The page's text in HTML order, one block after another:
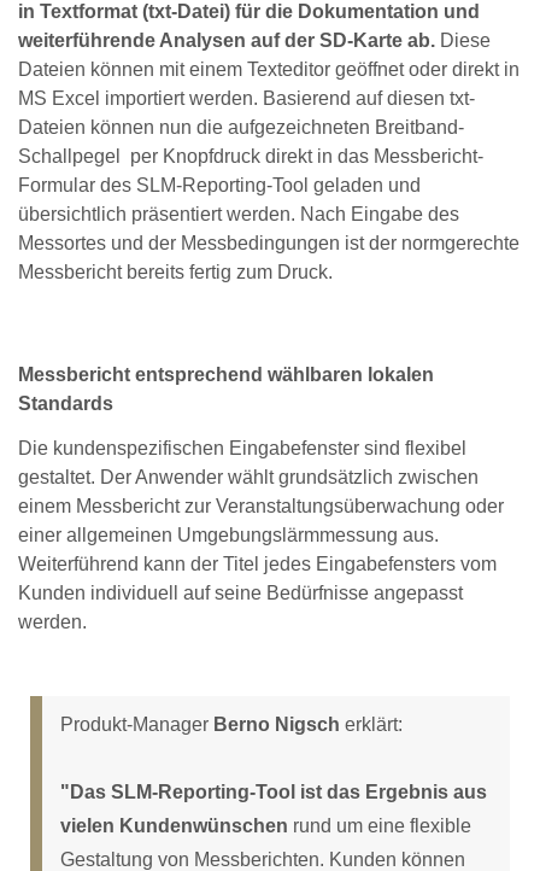
in Textformat (txt-Datei) für die Dokumentation und
weiterführende Analysen auf der SD-Karte ab. Diese
Dateien können mit einem Texteditor geöffnet oder direkt in
MS Excel importiert werden. Basierend auf diesen txt-
Dateien können nun die aufgezeichneten Breitband-
Schallpegel per Knopfdruck direkt in das Messbericht-
Formular des SLM-Reporting-Tool geladen und
übersichtlich präsentiert werden. Nach Eingabe des
Messortes und der Messbedingungen ist der normgerechte
Messbericht bereits fertig zum Druck.
Messbericht entsprechend wählbaren lokalen
Standards
Die kundenspezifischen Eingabefenster sind flexibel
gestaltet. Der Anwender wählt grundsätzlich zwischen
einem Messbericht zur Veranstaltungsüberwachung oder
einer allgemeinen Umgebungslärmmessung aus.
Weiterführend kann der Titel jedes Eingabefensters vom
Kunden individuell auf seine Bedürfnisse angepasst
werden.
Produkt-Manager Berno Nigsch erklärt:
"Das SLM-Reporting-Tool ist das Ergebnis aus
vielen Kundenwünschen rund um eine flexible
Gestaltung von Messberichten. Kunden können